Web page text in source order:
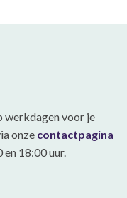
werkdagen voor je
onze contactpagina
18:00 uur.